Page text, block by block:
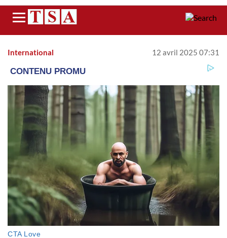
Menu
International 12 avril 2025 07:31